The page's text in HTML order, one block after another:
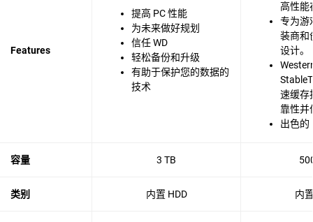
Features
提高 PC 性能
为未来做好规划
信任 WD
轻松备份和升级
有助于保护您的数据的
技术
高性能
专为游
装商和
设计。
速缓存
靠性并
出色的
容量 3 TB
类别 内置 HDD 内